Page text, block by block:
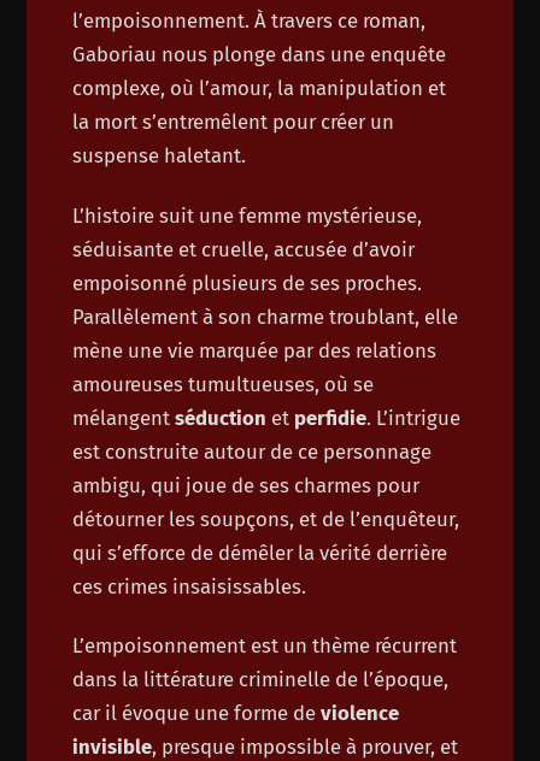
l’empoisonnement. À travers ce roman,
Gaboriau nous plonge dans une enquête
complexe, où l’amour, la manipulation et
la mort s’entremêlent pour créer un
suspense haletant.
L’histoire suit une femme mystérieuse,
séduisante et cruelle, accusée d’avoir
empoisonné plusieurs de ses proches.
Parallèlement à son charme troublant, elle
mène une vie marquée par des relations
amoureuses tumultueuses, où se
mélangentséduction et perfidie. L’intrigue
est construite autour de ce personnage
ambigu, qui joue de ses charmes pour
détourner les soupçons, et de l’enquêteur,
qui s’efforce de démêler la vérité derrière
ces crimes insaisissables.
L’empoisonnement est un thème récurrent
dans la littérature criminelle de l’époque,
car il évoque une forme deviolence
invisible, presque impossible à prouver, et